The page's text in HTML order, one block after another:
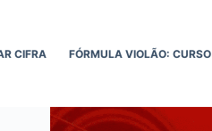
CIFRA FÓRMULA VIOLÃO: